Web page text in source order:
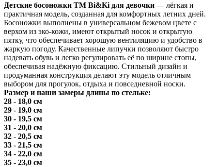
Детские босоножки ТМ Bi&Ki для девочки — лёгкая и
практичная модель, созданная для комфортных летних дней.
Босоножки выполнены в универсальном бежевом цвете с
верхом из эко-кожи, имеют открытый носок и открытую
пятку, что обеспечивает хорошую вентиляцию и удобство в
жаркую погоду. Качественные липучки позволяют быстро
надевать обувь и легко регулировать её по ширине стопы,
обеспечивая надёжную фиксацию. Стильный дизайн и
продуманная конструкция делают эту модель отличным
выбором для прогулок, отдыха и повседневной носки.
Размер и наши замеры длины по стельке:
28 - 18,0 см
29 - 19,0 см
30 - 19,5 см
31 - 20,0 см
32 - 20,5 см
33 - 21,5 см
34 - 22,0 см
35 - 23,0 см